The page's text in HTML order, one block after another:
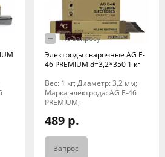
По запросу
Электроды сварочные AG E-
46 PREMIUM d=3,2*350 1 кг
Вес: 1 кг; Диаметр: 3,2 мм;
Марка электрода: AG E-46
PREMIUM;
489 р.
Запрос